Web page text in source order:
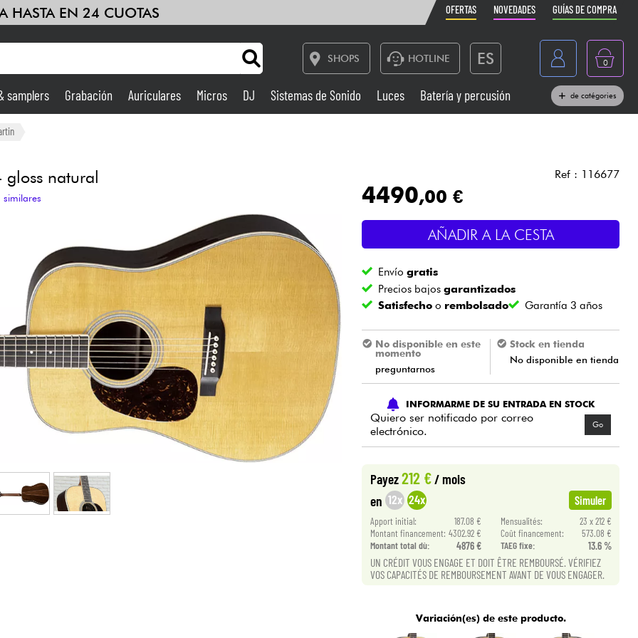
HASTA EN 24 CUOTAS OFERTAS NOVEDADES GUÍAS DE COMPRA
SHOPS HOTLINE ES
France
Belgique
Nederland
0
Grabación
Sistemas de Sonido
Batería y percusión Vientos
Cables & Acces.
Bundle
Ver nuestras marcas
samplers Grabación Auriculares Micros DJ Sistemas de Sonido Luces Batería y percusión de catégories
natural
similares
Ref : 116677
4490,00 €
AÑADIR A LA CESTA
Envíogratis
Precios bajosgarantizados
Satisfecho o rembolsado Garantía 3 años
No disponible en este
momento
preguntarnos
Stock en tienda
No disponible en tienda
INFORMARME DE SU ENTRADA EN STOCK
Quiero ser notificado por correo
electrónico.
Go
Payez212 €/ mois
en 12x 24x Simuler
Apport initial: 187.08 € Mensualités:
23 x 212 €
Montant financement: 4302.92 € Coût financement:
573.08 €
Montant total dù:
4876 € TAEG fixe: 13.6 %
UN CRÉDIT VOUS ENGAGE ET DOIT ÊTRE REMBOURSÉ. VÉRIFIEZ
VOS CAPACITÉS DE REMBOURSEMENT AVANT DE VOUS ENGAGER.
Variación(es) de este producto.